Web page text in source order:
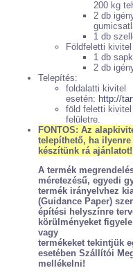
200 kg
2 db
1 db
Földfeletti
1 db
2 db
Telepítés:
foldalatti kivitel
esetén: http://
föld feletti
felületre.
FONTOS: Az
telepíthető, ha
készítünk rá ajánlatot!
A termék
méretezésű, egyedi
termék irányelvhez
(Guidance Paper)
építési helyszínre
körülményeket
vagy
termékeket tekintjük
esetében Szállítói
mellékelni!